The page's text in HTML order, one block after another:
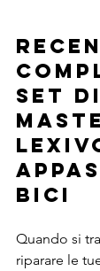
set
bici
Quando si
riparare le